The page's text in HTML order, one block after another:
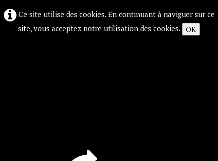
Ce site utilise des cookies. En continuant à naviguer sur ce
site, vous acceptez notre utilisation des cookies. OK